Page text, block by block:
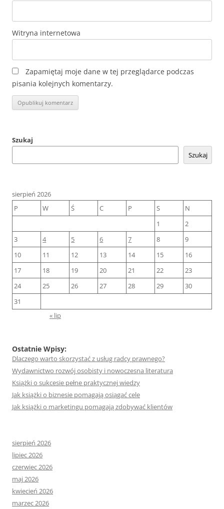
Witryna internetowa
Zapamiętaj moje dane w tej przeglądarce podczas
pisania kolejnych komentarzy.
Szukaj
Szukaj
sierpień 2026
P
W Ś C P S
N
1
2
3
4 5 6 7 8
9
10
11 12 13 14 15
16
17
18 19 20 21 22
23
24
25 26 27 28 29
30
31
« lip
Ostatnie Wpisy:
Dlaczego warto skorzystać z usług radcy prawnego?
Wydawnictwo rozwój osobisty i nowoczesna literatura
Książki o sukcesie pełne praktycznej wiedzy
Jak książki o biznesie pomagają osiągać cele
Jak książki o marketingu pomagają zdobywać klientów
sierpień 2026
lipiec 2026
czerwiec 2026
maj 2026
kwiecień 2026
marzec 2026